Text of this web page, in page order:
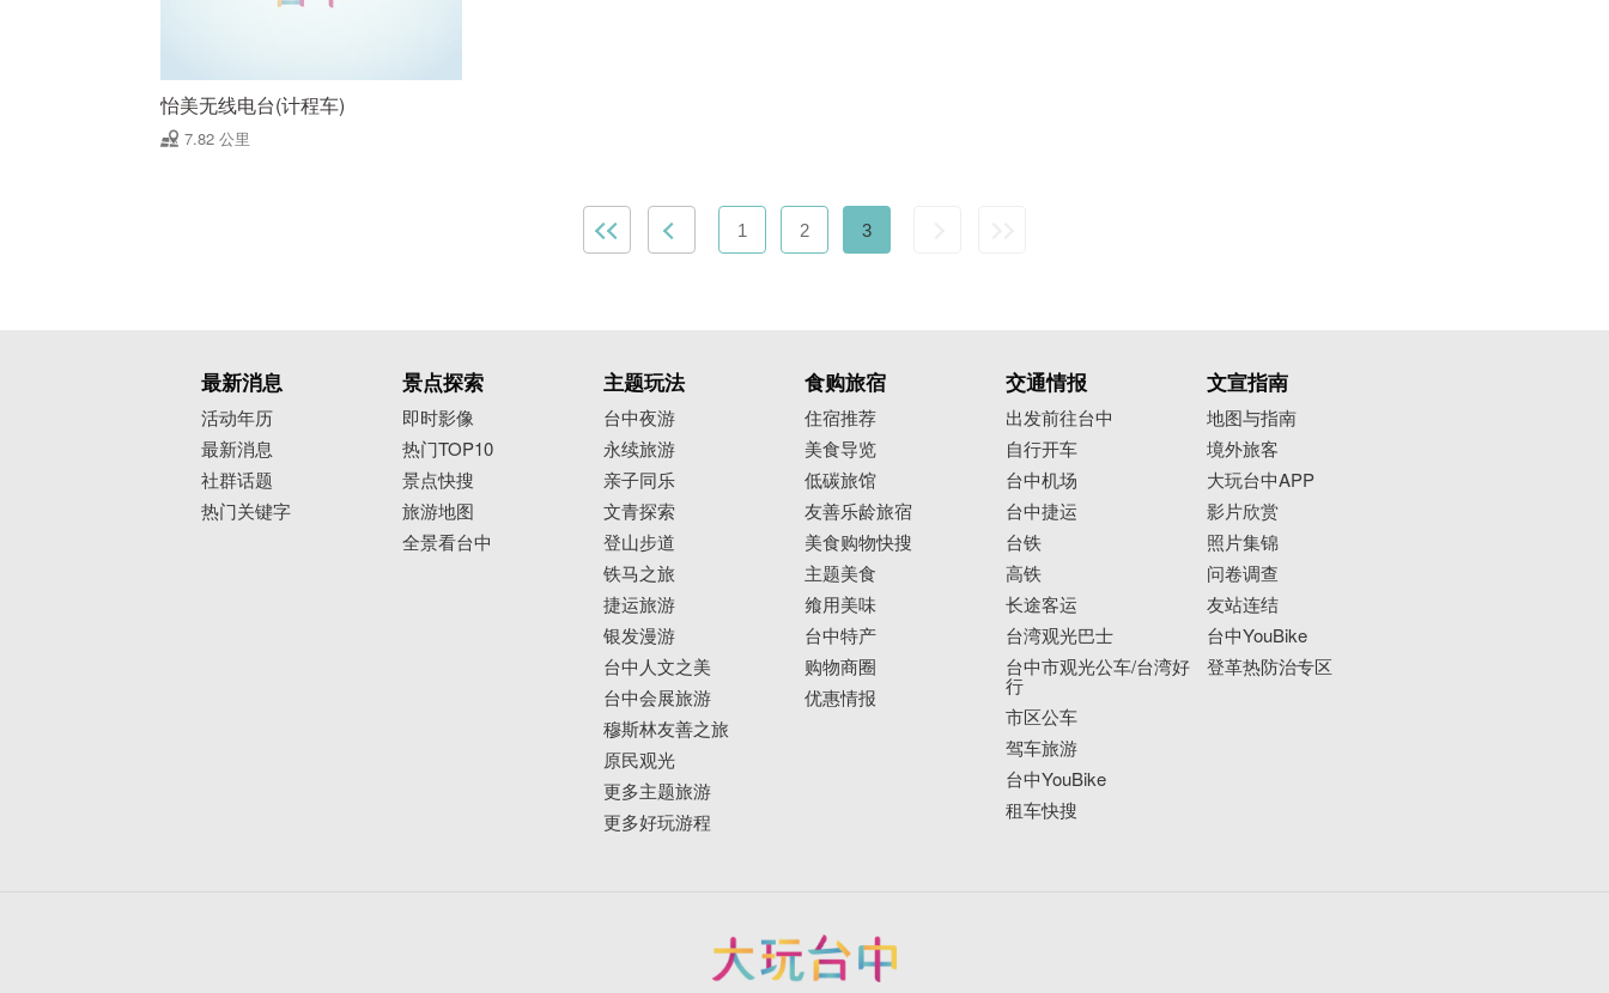
怡美无线电台(计程车)
7.82 公里
1 2 3
最新消息
活动年历
最新消息
社群话题
热门关键字
景点探索
即时影像
热门TOP10
景点快搜
旅游地图
全景看台中
主题玩法
台中夜游
永续旅游
亲子同乐
文青探索
登山步道
铁马之旅
捷运旅游
银发漫游
台中人文之美
台中会展旅游
穆斯林友善之旅
原民观光
更多主题旅游
更多好玩游程
食购旅宿
住宿推荐
美食导览
低碳旅馆
友善乐龄旅宿
美食购物快搜
主题美食
飨用美味
台中特产
购物商圈
优惠情报
交通情报
出发前往台中
自行开车
台中机场
台中捷运
台铁
高铁
长途客运
台湾观光巴士
台中市观光公车/台湾好
行
市区公车
驾车旅游
台中YouBike
租车快搜
文宣指南
地图与指南
境外旅客
大玩台中APP
影片欣赏
照片集锦
问卷调查
友站连结
台中YouBike
登革热防治专区